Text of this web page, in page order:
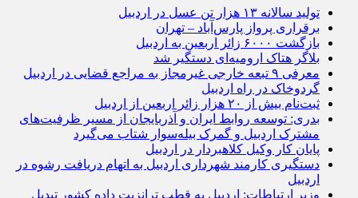
تولید سالانه ۱۳ هزار تن عسل در اردبیل
برقراری پرواز پارس‌آباد – تهران
بازگشت ۶۰۰۰ زائر اربعین به اردبیل
بلاگر هتاک ارومیه‌ای دستگیر شد
معرفی ۹ تبعه خارجی غیرمجاز به مراجع قضایی در اردبیل
گردوخاک در راه اردبیل
ثبت‌نام بیش از ۲۰ هزار زائر اربعین از اردبیل
بدری: توسعه روابط ایران و آذربایجان از مسیر ظرفیت‌های
مشترک اردبیل و گمرک بیله‌سوار شتاب می‌گیرد
پایان کار وکیل کلاهبردار در اردبیل
دستگیری کارمند شهرداری اردبیل به اتهام دریافت رشوه در
اردبیل
وزیر ارتباطات: اردبیل به قطب ترانزیت داده کشور تبدیل